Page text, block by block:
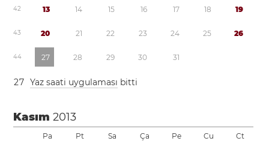
42 13 14 15 16 17 18 19
43 20 21 22 23 24 25 26
44 27 28 29 30 31
27 Yaz saati uygulaması bitti
Kasım2013
Pa Pt Sa Ça Pe Cu Ct